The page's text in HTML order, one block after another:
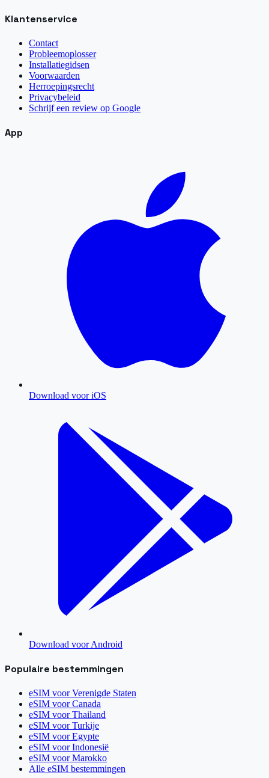
Klantenservice
Contact
Probleemoplosser
Installatiegidsen
Voorwaarden
Herroepingsrecht
Privacybeleid
Schrijf een review op Google
App
Download voor iOS
Download voor Android
Populaire bestemmingen
eSIM voorVerenigde Staten
eSIM voorCanada
eSIM voorThailand
eSIM voorTurkije
eSIM voorEgypte
eSIM voorIndonesië
eSIM voorMarokko
Alle eSIM bestemmingen